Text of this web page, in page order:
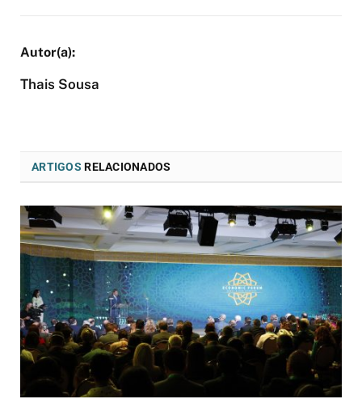
Thais Sousa
ARTIGOS RELACIONADOS